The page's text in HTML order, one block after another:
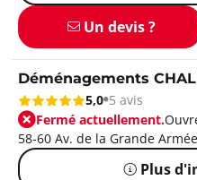
Un devis ?
Déménagements
5,0 5 avis
Fermé actuellement.
58-60 Av. de la Grande
Plus